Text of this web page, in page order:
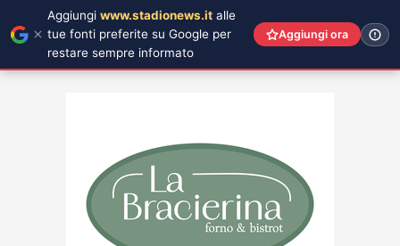
Aggiungi www.stadionews.it alle
tue fonti preferite su Google per
restare sempre informato
Aggiungi ora